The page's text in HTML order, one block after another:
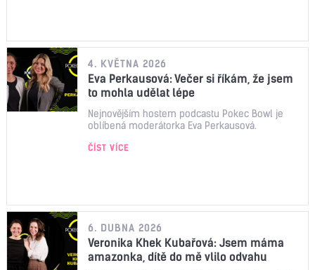
4. KVĚTNA 2026
Eva Perkausová: Večer si říkám, že jsem
to mohla udělat lépe
Nejnovějším hostem podcastu Pokec Bowl je
oblíbená moderátorka Eva Perkausová.
ČÍST VÍCE
6. DUBNA 2026
Veronika Khek Kubařová: Jsem máma
amazonka, dítě do mě vlilo odvahu